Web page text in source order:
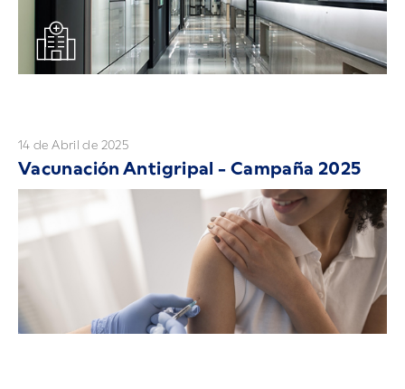
14 de Abril de 2025
Vacunación Antigripal - Campaña 2025